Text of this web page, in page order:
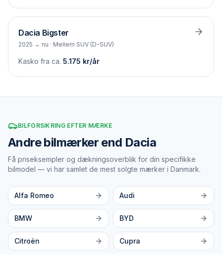
Dacia Bigster
2025 → nu · Mellem SUV (D-SUV)
Kasko fra ca. 5.175 kr/år
BILFORSIKRING EFTER MÆRKE
Andre bilmærker end Dacia
Få priseksempler og dækningsoverblik for din specifikke
bilmodel — vi har samlet de mest solgte mærker i Danmark.
Alfa Romeo Audi
BMW BYD
Citroën Cupra